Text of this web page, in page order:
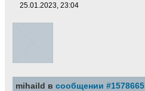
25.01.2023, 23:04
mihaild в сообщении #1578665